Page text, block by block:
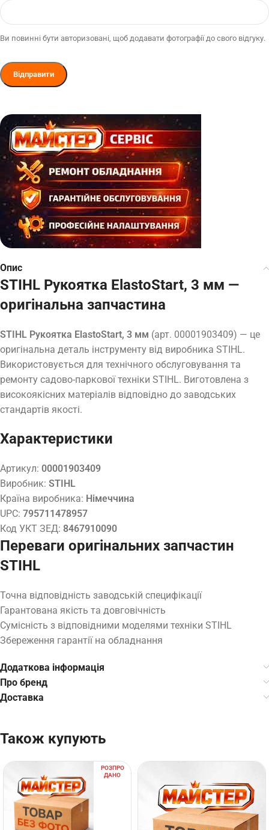
Ви повинні бути авторизовані, щоб додавати фотографії до свого відгуку.
Опис
STIHL Рукоятка ElastoStart, 3 мм —
оригінальна запчастина
STIHL Рукоятка ElastoStart, 3 мм (арт. 00001903409) — це
оригінальна деталь інструменту від виробника STIHL.
Використовується для технічного обслуговування та
ремонту садово-паркової техніки STIHL. Виготовлена з
високоякісних матеріалів відповідно до заводських
стандартів якості.
Характеристики
Артикул: 00001903409
Виробник: STIHL
Країна виробника: Німеччина
UPC: 795711478957
Код УКТ ЗЕД: 8467910090
Переваги оригінальних запчастин
STIHL
Точна відповідність заводській специфікації
Гарантована якість та довговічність
Сумісність з відповідними моделями техніки STIHL
Збереження гарантії на обладнання
Додаткова інформація
Про бренд
Доставка
Також купують
РОЗПРО
ДАНО